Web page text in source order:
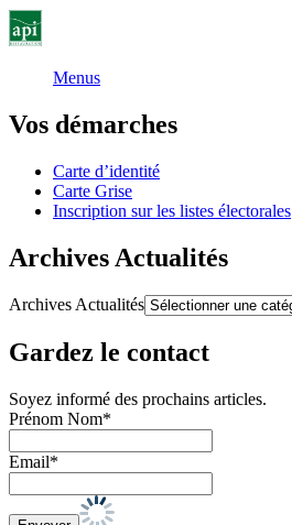
Menus
Vos démarches
Carte d’identité
Carte Grise
Inscription sur les listes électorales
Archives Actualités
Archives Actualités
Gardez le contact
Soyez informé des prochains articles.
Prénom Nom*
Email*